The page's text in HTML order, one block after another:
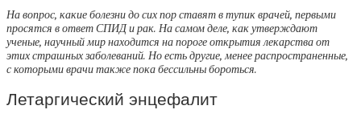
На вопрос, какие болезни до сих пор ставят в тупик врачей, первыми
просятся в ответ СПИД и рак. На самом деле, как утверждают
ученые, научный мир находится на пороге открытия лекарства от
этих страшных заболеваний. Но есть другие, менее распространенные,
с которыми врачи также пока бессильны бороться.
Летаргический энцефалит